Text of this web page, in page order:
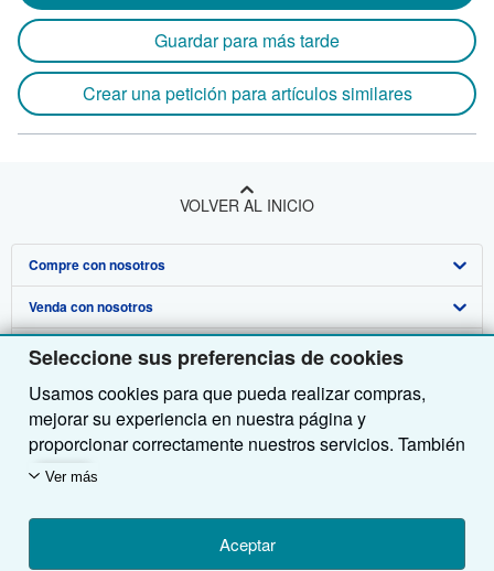
Seleccione sus preferencias de cookies
Usamos cookies para que pueda realizar compras,
mejorar su experiencia en nuestra página y
proporcionar correctamente nuestros servicios. También
utilizamos cookies para comprender el modo en que los
midiendo las visitas al sitio) y así poder realizar
mejoras. Si está de acuerdo, también utilizaremos
Ver más
Aceptar
Guardar para más tarde
Crear una petición para artículos similares
VOLVER AL INICIO
Compre con nosotros
Búsqueda avanzada
Colecciones
Mi cuenta
Mis pedidos
Ver carrito
Venda con nosotros
Comenzar a vender
Únase a nuestro programa de afiliados
Recomiende un vendedor
Sobre nosotros
Sobre IberLibro
Medios
Empleo
Política de Privacidad
Obtener Ayuda
Preguntas frecuentes y guías
Atención al Cliente
Otras compañías de AbeBooks
AbeBooks.com
AbeBooks.co.uk
Siga a IberLibro